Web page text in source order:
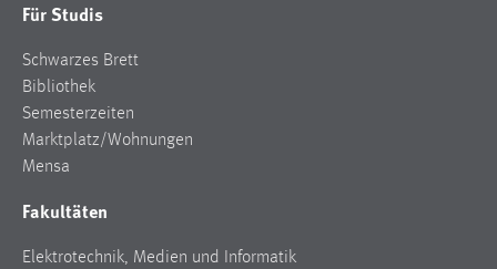
Für Studis
Schwarzes Brett
Bibliothek
Semesterzeiten
Marktplatz/Wohnungen
Mensa
Fakultäten
Elektrotechnik, Medien und Informatik